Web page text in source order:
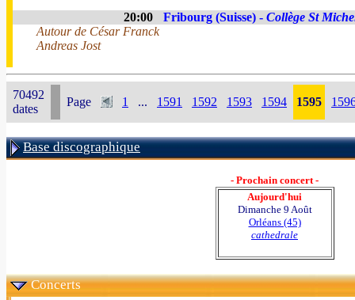
20:00 Fribourg (Suisse) - Collège St
Autour de César Franck
Andreas Jost
70492
dates
Page 1 ... 1591 1592 1593 1594 1595
Base discographique
- Prochain concert -
Aujourd'hui
Dimanche 9 Août
Orléans (45)
cathedrale
Concerts